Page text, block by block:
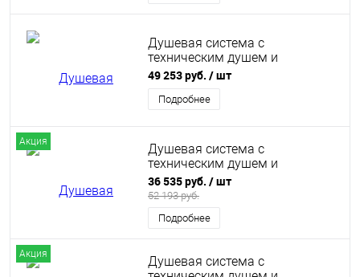
Душевая система с
техническим душем и
термостатом Wonzon &
Woghand, Темный графит (WW-
B3097-A-BGG)
49 253 руб. / шт
Подробнее
Акция
Душевая система с
техническим душем и
термостатом Wonzon &
Woghand, Брашированное
золото (WW-B3097-A-BG)
36 535 руб. / шт
52 193 руб.
Подробнее
Акция
Душевая система с